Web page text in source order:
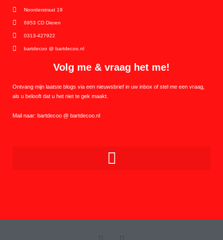
Volg me & vraag het me!
Ontvang mijn laatste blogs via een nieuwsbrief in uw inbox of stel me een vraag,
als u belooft dat u het niet te gek maakt.
Mail naar: bartdecoo @ bartdecoo.nl
Noorderstraat 19
6953 CD Dieren
0313-427922
bartdecoo @ bartdecoo.nl